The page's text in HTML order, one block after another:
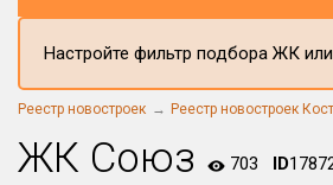
Настройте фильтр подбора ЖК
Реестр новостроек Реестр новостроек
ЖК Союз 703 ID